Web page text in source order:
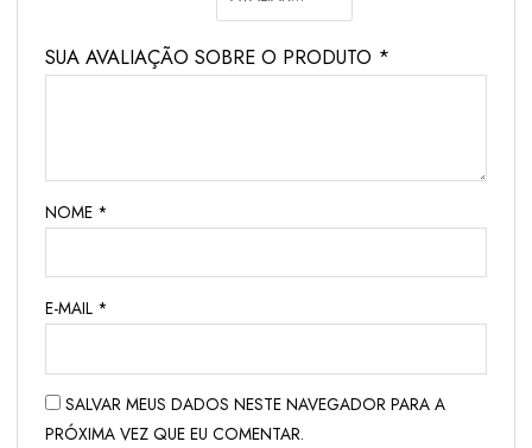
SUA AVALIAÇÃO SOBRE O PRODUTO *
NOME *
E-MAIL *
SALVAR MEUS DADOS NESTE NAVEGADOR PARA A
PRÓXIMA VEZ QUE EU COMENTAR.